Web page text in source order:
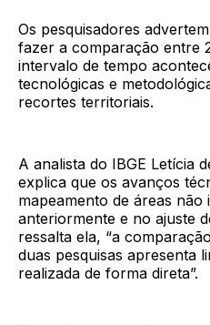
Os pesquisadores
fazer a comparação entre
intervalo de tempo
tecnológicas e
recortes territoriais.
A analista do IBGE Letícia
explica que os avanços
mapeamento de áreas não
anteriormente e no ajuste
ressalta ela, “a
duas pesquisas apresenta
realizada de forma direta”.